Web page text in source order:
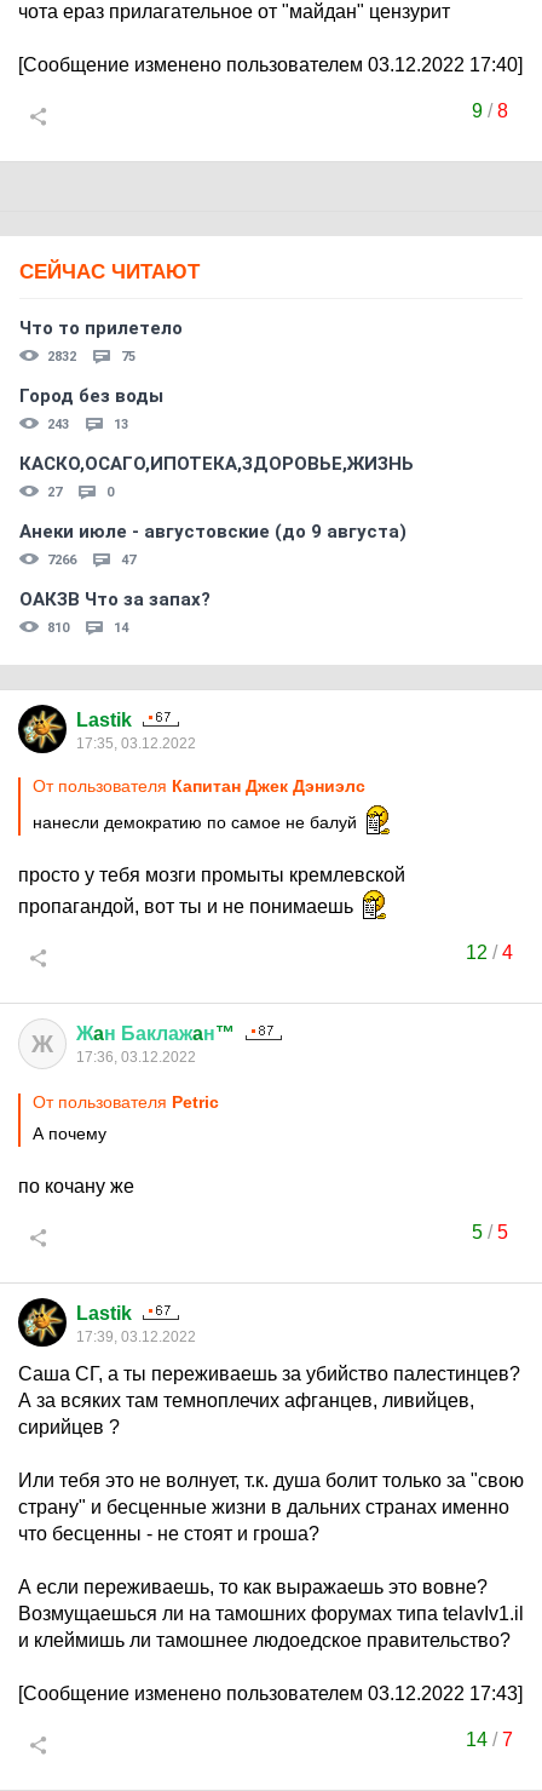
чота ераз прилагательное от "майдан" цензурит
[Сообщение изменено пользователем 03.12.2022 17:40]
9/8
СЕЙЧАС ЧИТАЮТ
Что то прилетело
2832 75
Город без воды
243 13
КАСКО,ОСАГО,ИПОТЕКА,ЗДОРОВЬЕ,ЖИЗНЬ
27 0
Анеки июле - августовские (до 9 августа)
7266 47
ОАКЗВ Что за запах?
810 14
Lastik
17:35, 03.12.2022
От пользователя Капитан Джек Дэниэлс
нанесли демократию по самое не балуй
просто у тебя мозги промыты кремлевской
пропагандой, вот ты и не понимаешь
12 /4
Ж Жaн Баклажaн™
17:36, 03.12.2022
От пользователя Petric
А почему
по кочану же
5/5
Lastik
17:39, 03.12.2022
Саша СГ, а ты переживаешь за убийство палестинцев?
А за всяких там темноплечих афганцев, ливийцев,
сирийцев ?
Или тебя это не волнует, т.к. душа болит только за "свою
страну" и бесценные жизни в дальних странах именно
что бесценны - не стоят и гроша?
А если переживаешь, то как выражаешь это вовне?
Возмущаешься ли на тамошних форумах типа telavIv1.il
и клеймишь ли тамошнее людоедское правительство?
[Сообщение изменено пользователем 03.12.2022 17:43]
14 /7